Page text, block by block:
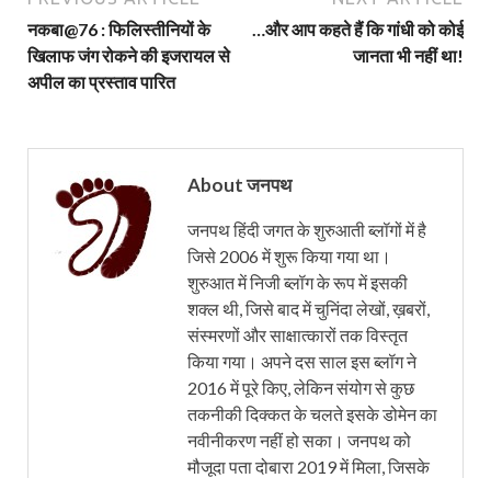
नकबा@76 : फिलिस्तीनियों के
खिलाफ जंग रोकने की इजरायल से
अपील का प्रस्ताव पारित
…और आप कहते हैं कि गांधी को कोई
जानता भी नहीं था!
About जनपथ
जनपथ हिंदी जगत के शुरुआती ब्लॉगों में है
जिसे 2006 में शुरू किया गया था।
शुरुआत में निजी ब्लॉग के रूप में इसकी
शक्ल थी, जिसे बाद में चुनिंदा लेखों, ख़बरों,
संस्मरणों और साक्षात्कारों तक विस्तृत
किया गया। अपने दस साल इस ब्लॉग ने
2016 में पूरे किए, लेकिन संयोग से कुछ
तकनीकी दिक्कत के चलते इसके डोमेन का
नवीनीकरण नहीं हो सका। जनपथ को
मौजूदा पता दोबारा 2019 में मिला, जिसके